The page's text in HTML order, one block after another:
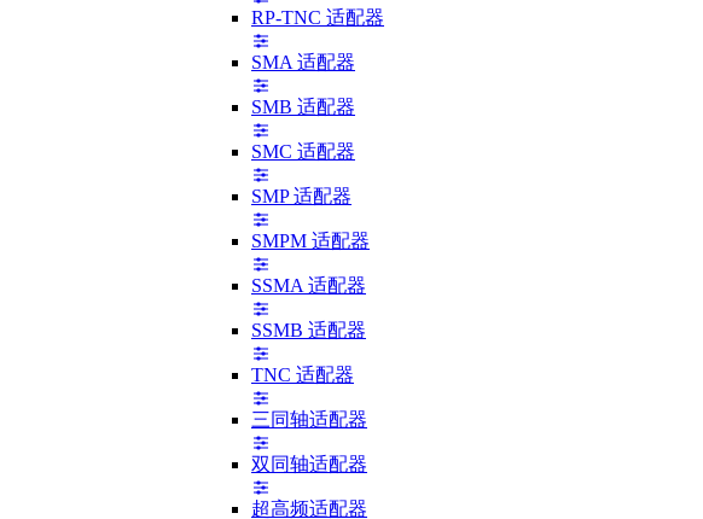
RP-TNC 适配器
SMA 适配器
SMB 适配器
SMC 适配器
SMP 适配器
SMPM 适配器
SSMA 适配器
SSMB 适配器
TNC 适配器
三同轴适配器
双同轴适配器
超高频适配器